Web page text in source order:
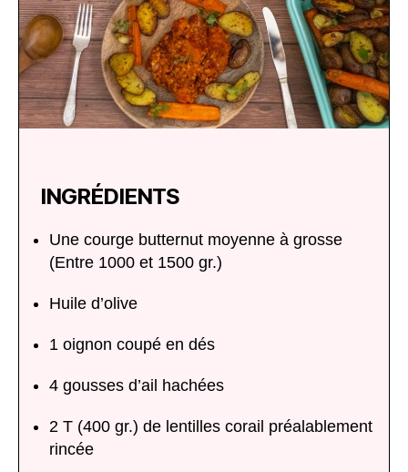
INGRÉDIENTS
Une courge butternut moyenne à grosse
(Entre 1000 et 1500 gr.)
Huile d’olive
1 oignon coupé en dés
4 gousses d’ail hachées
2 T (400 gr.) de lentilles corail préalablement
rincée